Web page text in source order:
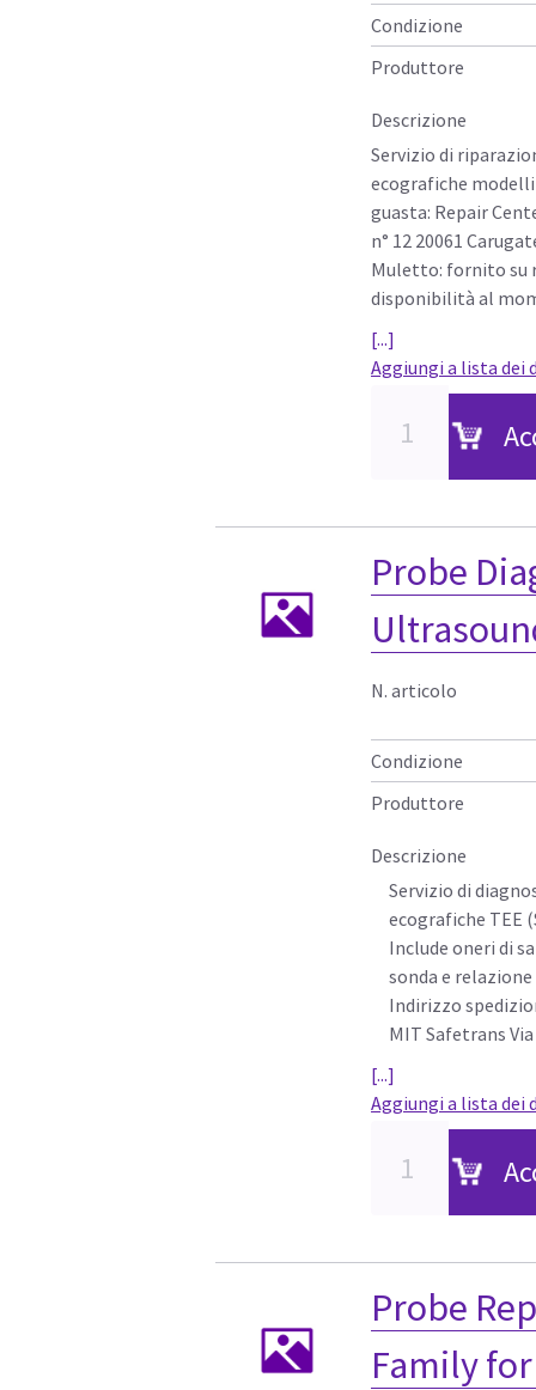
Condizione
Produttore
Descrizione
Servizio di
ecografiche
guasta: Repair
n° 12 20061
Muletto: fornito su
disponibilità al
[...]
Aggiungi a lista dei
Probe
N. articolo
Condizione
Produttore
Descrizione
Servizio di
ecografiche TEE
Include oneri di
sonda e
Indirizzo
MIT Safetrans
[...]
Aggiungi a lista dei
Probe
Family